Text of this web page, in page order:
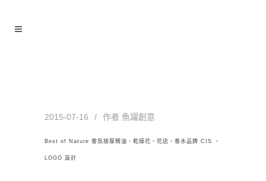
2015-07-16 作者 魚躍創意
Best of Nature 香氛按摩精油、乾燥花、花店、香水品牌 CIS 、
LOGO 設計